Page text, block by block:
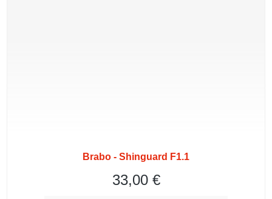
Brabo - Shinguard F1.1
Regulärer Preis:
33,00 €